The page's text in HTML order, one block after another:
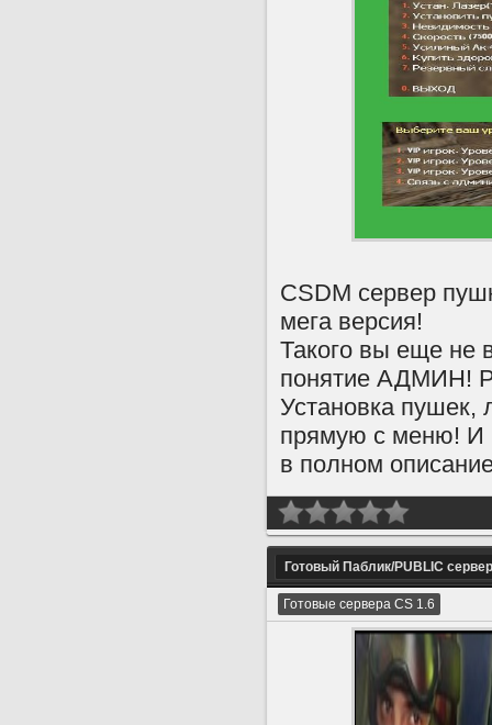
CSDM сервер
мега версия!
Такого вы еще не
понятие АДМИН!
Установка пушек,
прямую с меню! И
в полном
Готовый Паблик/PUBLIC сервер
Готовые сервера CS 1.6